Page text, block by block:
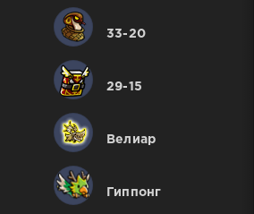
33-20
29-15
Велиар
Гиппонг